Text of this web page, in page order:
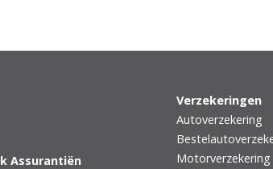
Assurantiën
Verzekeringen
Autoverzekering
Motorverzekering